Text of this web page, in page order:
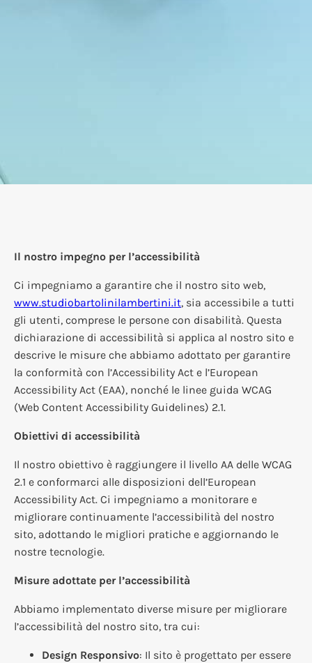
Il nostro impegno per l’accessibilità
Ci impegniamo a garantire che il nostro sito web,
www.studiobartolinilambertini.it, sia accessibile a tutti
gli utenti, comprese le persone con disabilità. Questa
dichiarazione di accessibilità si applica al nostro sito e
descrive le misure che abbiamo adottato per garantire
la conformità con l’Accessibility Act e l’European
Accessibility Act (EAA), nonché le linee guida WCAG
(Web Content Accessibility Guidelines) 2.1.
Obiettivi di accessibilità
Il nostro obiettivo è raggiungere il livello AA delle WCAG
2.1 e conformarci alle disposizioni dell’European
Accessibility Act. Ci impegniamo a monitorare e
migliorare continuamente l’accessibilità del nostro
sito, adottando le migliori pratiche e aggiornando le
nostre tecnologie.
Misure adottate per l’accessibilità
Abbiamo implementato diverse misure per migliorare
l’accessibilità del nostro sito, tra cui:
Design Responsivo: Il sito è progettato per essere